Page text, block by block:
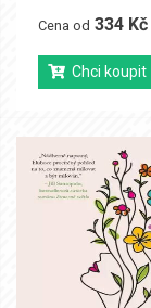
Cena od 334 Kč
Chci koupit